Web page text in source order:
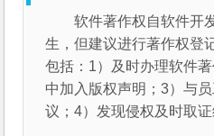
软件著作权自软件开
生，但建议进行著作权登
包括：1）及时办理软件
中加入版权声明；3）与
议；4）发现侵权及时取证